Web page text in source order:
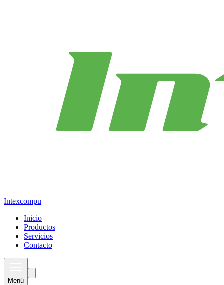
Intexcompu
Inicio
Productos
Servicios
Contacto
Menú